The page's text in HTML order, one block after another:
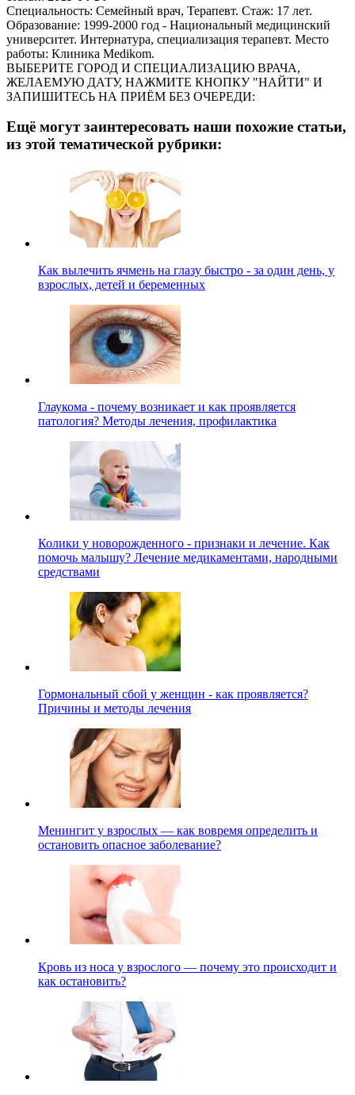
Специальность: Семейный врач, Терапевт. Стаж: 17 лет.
Образование: 1999-2000 год - Национальный медицинский
университет. Интернатура, специализация терапевт. Место
работы: Клиника Medikom.
ВЫБЕРИТЕ ГОРОД И СПЕЦИАЛИЗАЦИЮ ВРАЧА,
ЖЕЛАЕМУЮ ДАТУ, НАЖМИТЕ КНОПКУ "НАЙТИ" И
ЗАПИШИТЕСЬ НА ПРИЁМ БЕЗ ОЧЕРЕДИ:
Ещё могут заинтересовать наши похожие статьи,
из этой тематической рубрики:
Как вылечить ячмень на глазу быстро - за один день, у
взрослых, детей и беременных
Глаукома - почему возникает и как проявляется
патология? Методы лечения, профилактика
Колики у новорожденного - признаки и лечение. Как
помочь малышу? Лечение медикаментами, народными
средствами
Гормональный сбой у женщин - как проявляется?
Причины и методы лечения
Менингит у взрослых — как вовремя определить и
остановить опасное заболевание?
Кровь из носа у взрослого — почему это происходит и
как остановить?